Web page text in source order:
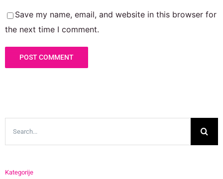
Save my name, email, and website in this browser for
the next time I comment.
Kategorije